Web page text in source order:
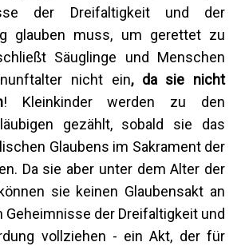
der Dreifaltigkeit und der
glauben muss, um gerettet zu
Säuglinge und Menschen
nicht ein, da sie nicht
! Kleinkinder werden zu den
gezählt, sobald sie das
Glaubens im Sakrament der
Da sie aber unter dem Alter der
sie keinen Glaubensakt an
Geheimnisse der Dreifaltigkeit und
vollziehen - ein Akt, der für